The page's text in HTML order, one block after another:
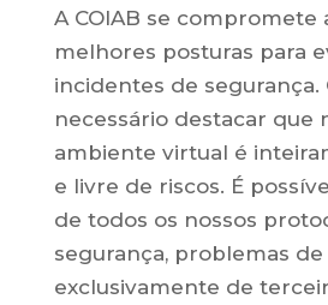
A COIAB se compromete
melhores posturas para
incidentes de segurança.
necessário destacar que
ambiente virtual é
e livre de riscos. É
de todos os nossos
segurança, problemas de
exclusivamente de